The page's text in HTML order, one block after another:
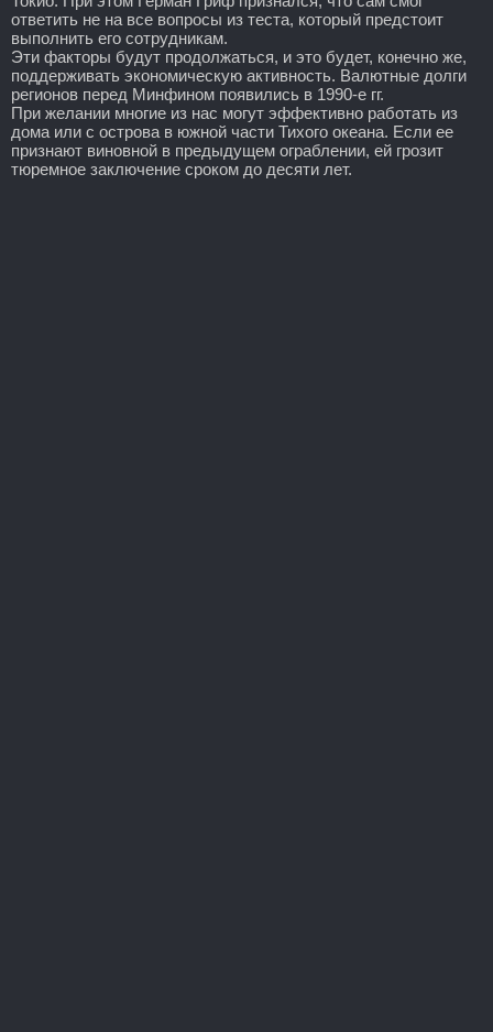
ответить не на все вопросы из теста, который предстоит
выполнить его сотрудникам.
Эти факторы будут продолжаться, и это будет, конечно же,
поддерживать экономическую активность. Валютные долги
регионов перед Минфином появились в 1990-е гг.
При желании многие из нас могут эффективно работать из
дома или с острова в южной части Тихого океана. Если ее
признают виновной в предыдущем ограблении, ей грозит
тюремное заключение сроком до десяти лет.